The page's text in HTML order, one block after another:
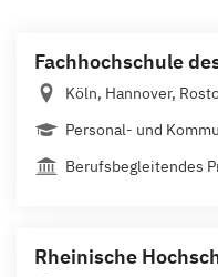
Fachhochschule
Köln, Hannover,
Personal- und
Berufsbegleitendes
Rheinische